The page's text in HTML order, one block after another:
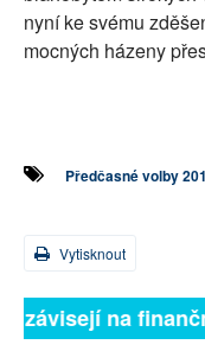
nyní ke svému
mocných házeny
Předčasné volby
Vytisknout
závisejí na